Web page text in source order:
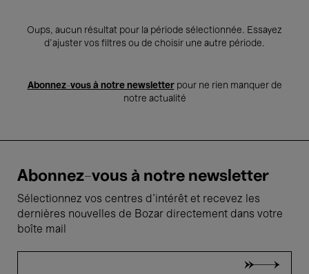
Oups, aucun résultat pour la période sélectionnée. Essayez
d’ajuster vos filtres ou de choisir une autre période.
Abonnez-vous à notre newsletterpour ne rien manquer de
notre actualité
Abonnez-vous à notre newsletter
Sélectionnez vos centres d'intérêt et recevez les
dernières nouvelles de Bozar directement dans votre
boîte mail